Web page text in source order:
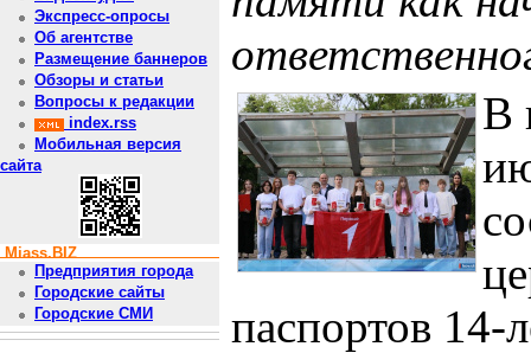
Экспресс-опросы
Об агентстве
Размещение баннеров
Обзоры и статьи
Вопросы к редакции
index.rss
Мобильная версия
сайта
Miass.BIZ
Предприятия города
Городские сайты
Городские СМИ
В
паспортов 14-